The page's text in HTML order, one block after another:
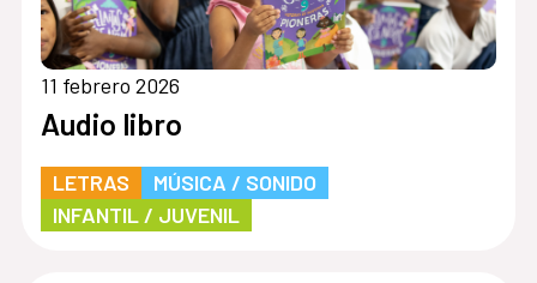
11 febrero 2026
Audio libro
LETRAS
MÚSICA / SONIDO
INFANTIL / JUVENIL